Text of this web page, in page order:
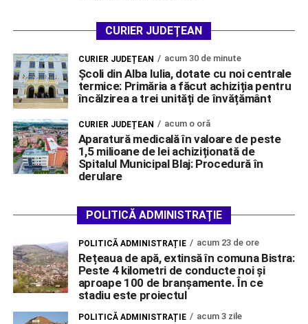
CURIER JUDEȚEAN
CURIER JUDEȚEAN acum 30 de minute
Școli din Alba Iulia, dotate cu noi centrale
termice: Primăria a făcut achiziția pentru
încălzirea a trei unități de învățământ
CURIER JUDEȚEAN acum o oră
Aparatură medicală în valoare de peste
1,5 milioane de lei achiziționată de
Spitalul Municipal Blaj: Procedură în
derulare
POLITICĂ ADMINISTRAȚIE
POLITICĂ ADMINISTRAȚIE acum 23 de ore
Rețeaua de apă, extinsă în comuna Bistra:
Peste 4 kilometri de conducte noi și
aproape 100 de branșamente. În ce
stadiu este proiectul
POLITICĂ ADMINISTRAȚIE acum 3 zile